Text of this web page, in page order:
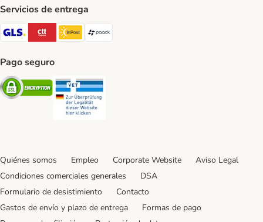
Servicios de entrega
GLS Shipping Method
CTTExpress Shipping Method
InPost Shipping Method
paack Shipping Method
Pago seguro
Security
Quiénes somos Empleo Corporate Website
Aviso Legal
Condiciones comerciales generales
DSA
Formulario de desistimiento
Contacto
Gastos de envío y plazo de entrega
Formas de pago